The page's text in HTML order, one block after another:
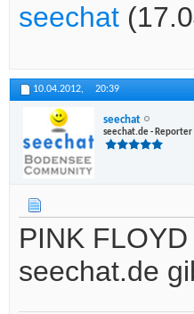
seechat
10.04.2012, 20:39
seechat
seechat.de - Reporter
PINK
seechat.de